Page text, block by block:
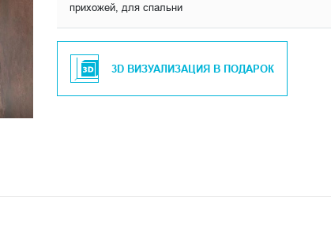
прихожей, для спальни
3D ВИЗУАЛИЗАЦИЯ В ПОДАРОК